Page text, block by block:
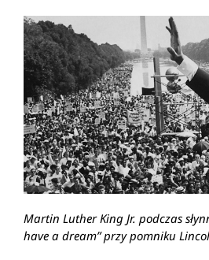
Martin Luther King Jr. podczas
have a dream” przy pomniku